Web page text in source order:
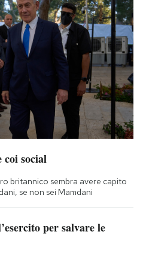
social
britannico sembra avere capito
se non sei Mamdani
per salvare le